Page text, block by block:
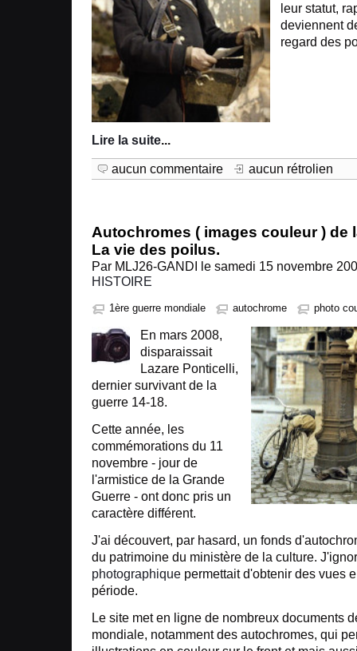
leur statut,
deviennent
regard des
Lire la suite...
aucun commentaire
aucun rétrolien
Autochromes ( images couleur ) de
La vie des poilus.
Par MLJ26-GANDI le samedi 15 novembre
HISTOIRE
1ère guerre mondiale autochrome photo
En mars 2008,
disparaissait
Lazare Ponticelli,
dernier survivant de la
guerre 14-18.
Cette année, les
commémorations du 11
novembre - jour de
l'armistice de la Grande
Guerre - ont donc pris un
caractère différent.
J'ai découvert, par hasard, un fonds
du patrimoine du ministère de la culture.
photographique permettait d'obtenir des vues
période.
Le site met en ligne de nombreux documents
mondiale, notamment des autochromes, qui